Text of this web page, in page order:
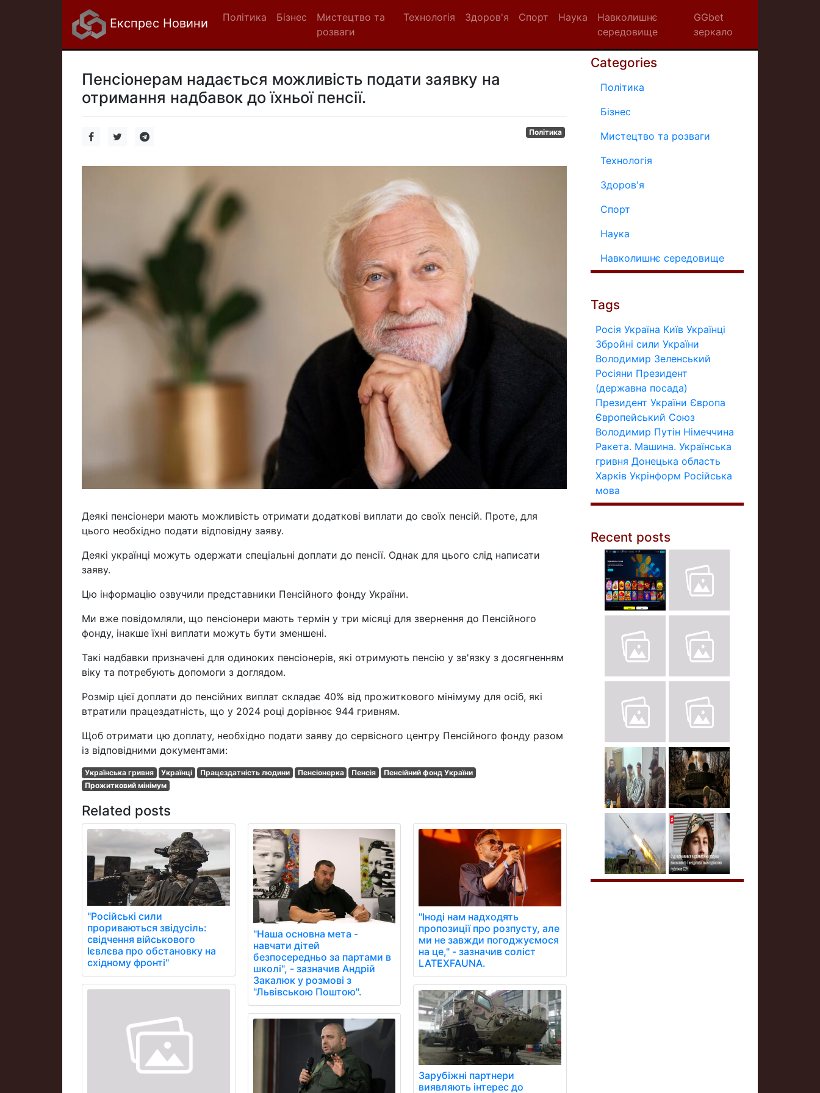
Експрес Новини Політика Бізнес
Мистецтво та
розваги
Технологія Здоров'я Спорт Наука
Навколишнє
середовище
GGbet
зеркало
Пенсіонерам надається можливість подати заявку на
отримання надбавок до їхньої пенсії.
Політика
Деякі пенсіонери мають можливість отримати додаткові виплати до своїх пенсій. Проте, для
цього необхідно подати відповідну заяву.
Деякі українці можуть одержати спеціальні доплати до пенсії. Однак для цього слід написати
заяву.
Цю інформацію озвучили представники Пенсійного фонду України.
Ми вже повідомляли, що пенсіонери мають термін у три місяці для звернення до Пенсійного
фонду, інакше їхні виплати можуть бути зменшені.
Такі надбавки призначені для одиноких пенсіонерів, які отримують пенсію у зв'язку з досягненням
віку та потребують допомоги з доглядом.
Розмір цієї доплати до пенсійних виплат складає 40% від прожиткового мінімуму для осіб, які
втратили працездатність, що у 2024 році дорівнює 944 гривням.
Щоб отримати цю доплату, необхідно подати заяву до сервісного центру Пенсійного фонду разом
із відповідними документами:
Українська гривня Українці Працездатність людини Пенсіонерка Пенсія
Пенсійний фонд України
Прожитковий мінімум
Related posts
"Російські сили
прориваються звідусіль:
свідчення військового
Ієвлєва про обстановку на
східному фронті"
"Наша основна мета -
навчати дітей
безпосередньо за партами в
школі", - зазначив Андрій
Закалюк у розмові з
"Львівською Поштою".
"Іноді нам надходять
пропозиції про розпусту, але
ми не завжди погоджуємося
на це," - зазначив соліст
LATEXFAUNA.
Зарубіжні партнери
виявляють інтерес до
Categories
Політика
Бізнес
Мистецтво та розваги
Технологія
Здоров'я
Спорт
Наука
Навколишнє середовище
Tags
Росія Україна Київ Українці
Збройні сили України
Володимир Зеленський
Росіяни Президент
(державна посада)
Президент України Європа
Європейський Союз
Володимир Путін Німеччина
Ракета. Машина. Українська
гривня Донецька область
Харків Укрінформ Російська
мова
Recent posts